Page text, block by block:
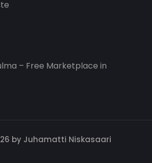
– Free Marketplace in
by Juhamatti Niskasaari